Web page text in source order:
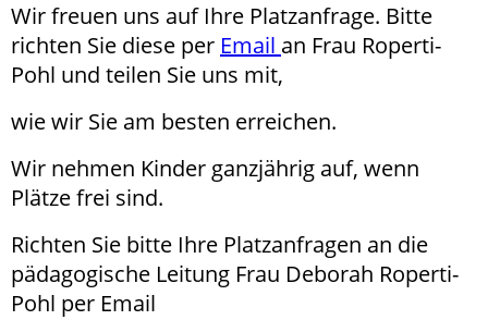
Wir freuen uns auf Ihre Platzanfrage. Bitte
richten Sie diese per Email an Frau Roperti-
Pohl und teilen Sie uns mit,
wie wir Sie am besten erreichen.
Wir nehmen Kinder ganzjährig auf, wenn
Plätze frei sind.
Richten Sie bitte Ihre Platzanfragen an die
pädagogische Leitung Frau Deborah Roperti-
Pohl per Email